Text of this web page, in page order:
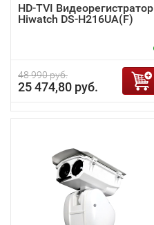
HD-TVI Видеорегистратор
Hiwatch DS-H216UA(F)
48 990 руб.
25 474,80 руб.